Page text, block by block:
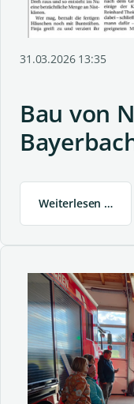
31.03.2026 13:35
Bau von
Weiterlesen …